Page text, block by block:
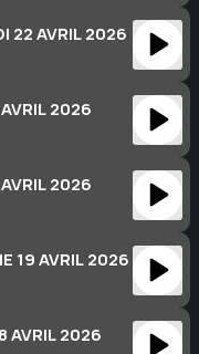
22 AVRIL 2026
2026
2026
19 AVRIL 2026
AVRIL 2026